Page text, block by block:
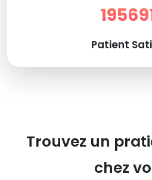
Patient
Trouvez un
chez